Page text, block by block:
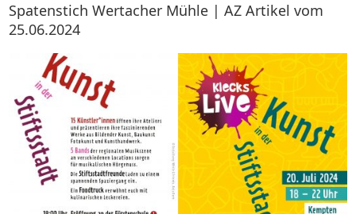
Spatenstich Wertacher Mühle | AZ Artikel vom
25.06.2024